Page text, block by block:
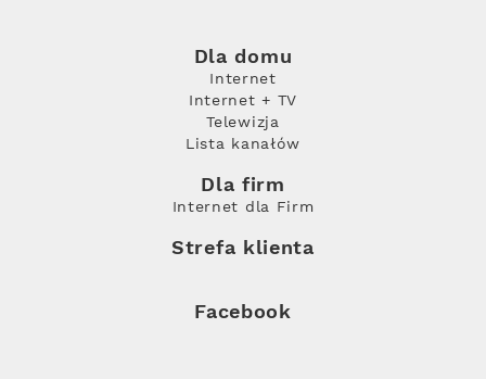
Dla domu
Internet
Internet + TV
Telewizja
Lista kanałów
Dla firm
Internet dla Firm
Strefa klienta
Facebook